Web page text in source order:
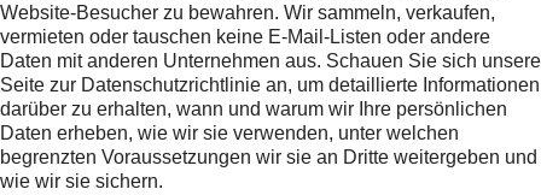
Website-Besucher zu bewahren. Wir sammeln, verkaufen,
vermieten oder tauschen keine E-Mail-Listen oder andere
Daten mit anderen Unternehmen aus. Schauen Sie sich unsere
Seite zur Datenschutzrichtlinie an, um detaillierte Informationen
darüber zu erhalten, wann und warum wir Ihre persönlichen
Daten erheben, wie wir sie verwenden, unter welchen
begrenzten Voraussetzungen wir sie an Dritte weitergeben und
wie wir sie sichern.